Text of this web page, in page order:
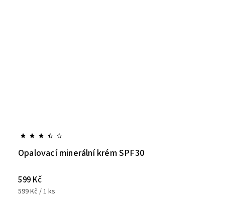
Opalovací minerální krém SPF30
599 Kč
599 Kč / 1 ks